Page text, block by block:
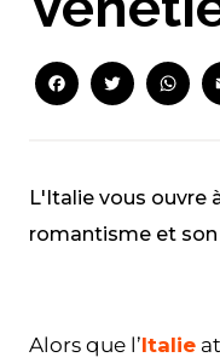
FacebookTwitter
L'Italie vous ouvre
romantisme et
Alors que l’Italie